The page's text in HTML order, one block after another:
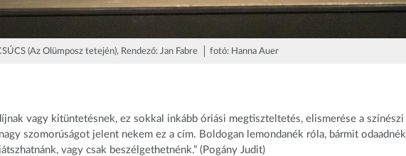
(Az Olümposz tetején), Rendező: Jan Fabre │ fotó: Hanna Auer
vagy kitüntetésnek, ez sokkal inkább óriási megtiszteltetés, elismerése a színészi
szomorúságot jelent nekem ez a cím. Boldogan lemondanék róla, bármit odaadnék
vagy csak beszélgethetnénk.” (Pogány Judit)